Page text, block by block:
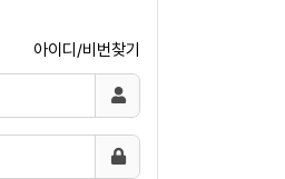
아이디/비번찾기